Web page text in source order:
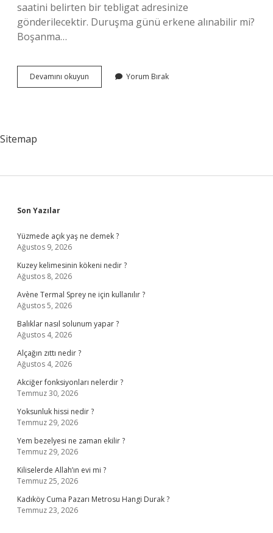
saatini belirten bir tebligat adresinize
gönderilecektir. Duruşma günü erkene alınabilir mi?
Boşanma…
Devamını okuyun Duruşma
Günü
Yorum Bırak
Sitemap
Sidebar
Son Yazılar
Yüzmede açık yaş ne demek ?
Ağustos 9, 2026
Kuzey kelimesinin kökeni nedir ?
Ağustos 8, 2026
Avène Termal Sprey ne için kullanılır ?
Ağustos 5, 2026
Balıklar nasıl solunum yapar ?
Ağustos 4, 2026
Alçağın zıttı nedir ?
Ağustos 4, 2026
Akciğer fonksiyonları nelerdir ?
Temmuz 30, 2026
Yoksunluk hissi nedir ?
Temmuz 29, 2026
Yem bezelyesi ne zaman ekilir ?
Temmuz 29, 2026
Kiliselerde Allah’ın evi mi ?
Temmuz 25, 2026
Kadıköy Cuma Pazarı Metrosu Hangi Durak ?
Temmuz 23, 2026